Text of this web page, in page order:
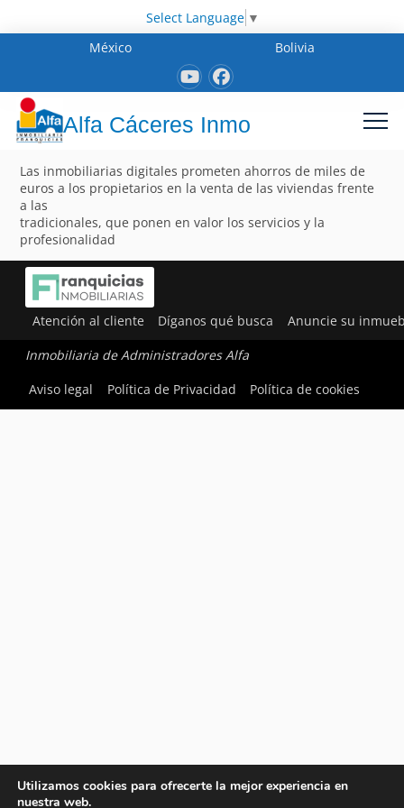
Select Language ▼
México
Bolivia
Alfa Cáceres Inmo
Las inmobiliarias digitales prometen ahorros de miles de
euros a los propietarios en la venta de las viviendas frente
a las
tradicionales, que ponen en valor los servicios y la
profesionalidad
Atención al cliente Díganos qué busca Anuncie su
Inmobiliaria de Administradores Alfa
Aviso legal
Política de Privacidad Política de cookies
Utilizamos cookies para ofrecerte la mejor experiencia en
nuestra web.